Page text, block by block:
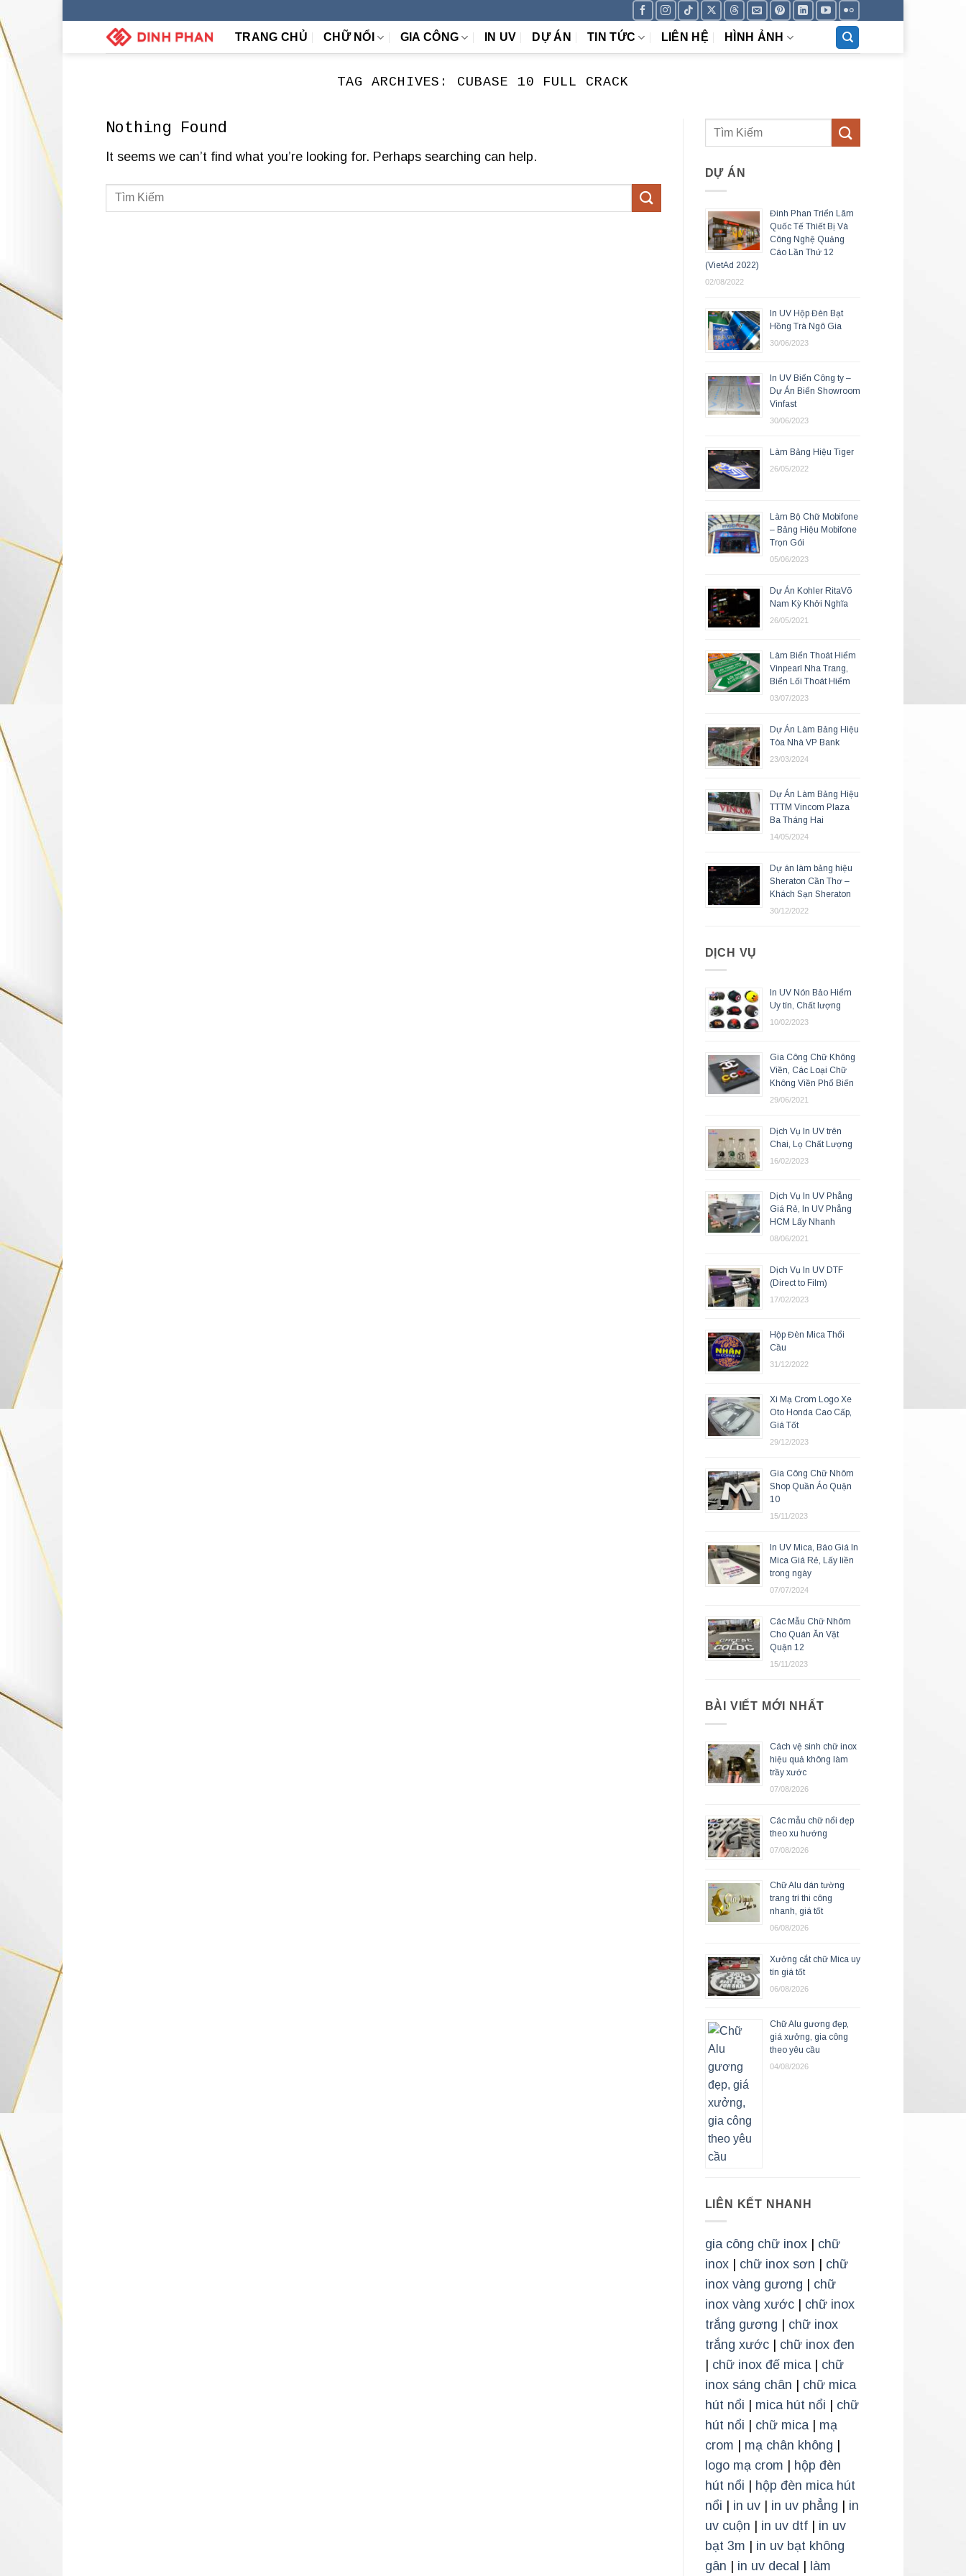
TRANG CHỦ CHỮ NỔI GIA CÔNG IN UV DỰ ÁN TIN TỨC LIÊN HỆ HÌNH ẢNH
TAG ARCHIVES: CUBASE 10 FULL CRACK
Nothing Found
It seems we can’t find what you’re looking for. Perhaps searching can help.
DỰ ÁN
Đinh Phan Triển Lãm
Quốc Tế Thiết Bị Và
Công Nghệ Quảng
Cáo Lần Thứ 12
(VietAd 2022)
02/08/2022
In UV Hộp Đèn Bạt
Hồng Trà Ngô Gia
30/06/2023
In UV Biển Công ty –
Dự Án Biển Showroom
Vinfast
30/06/2023
Làm Bảng Hiệu Tiger
26/05/2022
Làm Bộ Chữ Mobifone
– Bảng Hiệu Mobifone
Trọn Gói
05/06/2023
Dự Án Kohler RitaVõ
Nam Kỳ Khởi Nghĩa
26/05/2021
Làm Biển Thoát Hiểm
Vinpearl Nha Trang,
Biển Lối Thoát Hiểm
03/07/2023
Dự Án Làm Bảng Hiệu
Tòa Nhà VP Bank
23/03/2024
Dự Án Làm Bảng Hiệu
TTTM Vincom Plaza
Ba Tháng Hai
14/05/2024
Dự án làm bảng hiệu
Sheraton Cần Thơ –
Khách Sạn Sheraton
30/12/2022
DỊCH VỤ
In UV Nón Bảo Hiểm
Uy tín, Chất lượng
10/02/2023
Gia Công Chữ Không
Viền, Các Loại Chữ
Không Viền Phổ Biến
29/06/2021
Dịch Vụ In UV trên
Chai, Lọ Chất Lượng
16/02/2023
Dịch Vụ In UV Phẳng
Giá Rẻ, In UV Phẳng
HCM Lấy Nhanh
08/06/2021
Dịch Vụ In UV DTF
(Direct to Film)
17/02/2023
Hộp Đèn Mica Thổi
Cầu
31/12/2022
Xi Mạ Crom Logo Xe
Oto Honda Cao Cấp,
Giá Tốt
29/12/2023
Gia Công Chữ Nhôm
Shop Quần Áo Quận
10
15/11/2023
In UV Mica, Báo Giá In
Mica Giá Rẻ, Lấy liền
trong ngày
07/07/2024
Các Mẫu Chữ Nhôm
Cho Quán Ăn Vặt
Quận 12
15/11/2023
BÀI VIẾT MỚI NHẤT
Cách vệ sinh chữ inox
hiệu quả không làm
trầy xước
07/08/2026
Các mẫu chữ nổi đẹp
theo xu hướng
07/08/2026
Chữ Alu dán tường
trang trí thi công
nhanh, giá tốt
06/08/2026
Xưởng cắt chữ Mica uy
tín giá tốt
06/08/2026
Chữ Alu gương đẹp,
giá xưởng, gia công
theo yêu cầu
04/08/2026
LIÊN KẾT NHANH
gia công chữ inox| chữ
inox| chữ inox sơn
chữ
inox vàng gương
chữ
inox vàng xước| chữ inox
trắng gương
chữ inox
trắng xước| chữ inox đen
chữ inox đế mica| chữ
inox sáng chân
chữ mica
hút nổi
mica hút nổi
chữ
hút nổi
chữ mica| mạ
crom
mạ chân không
logo mạ crom
hộp đèn
hút nổi
hộp đèn mica hút
nổi
in uv| in uv phẳng
in
uv cuộn
in uv dtf| in uv
bạt 3m
in uv bạt không
gân
in uv decal làm